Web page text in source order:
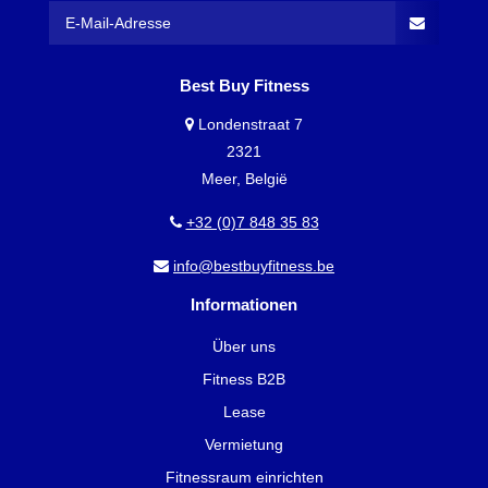
Best Buy Fitness
Londenstraat 7
2321
Meer, België
+32 (0)7 848 35 83
info@bestbuyfitness.be
Informationen
Über uns
Fitness B2B
Lease
Vermietung
Fitnessraum einrichten